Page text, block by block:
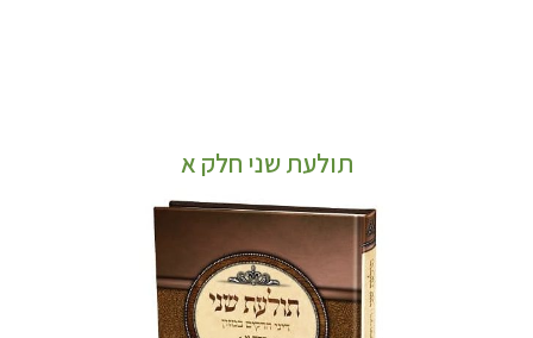
תולעת שני חלק א